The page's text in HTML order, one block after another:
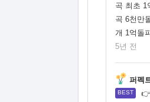
곡 최초 1
곡 6천만
개 1억돌
5년 전
퍼펙